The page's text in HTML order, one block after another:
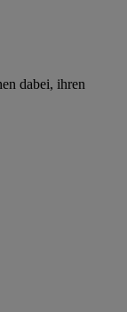
dabei, ihren